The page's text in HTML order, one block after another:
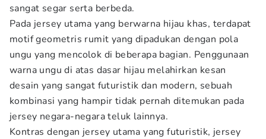
sangat segar serta berbeda.
Pada jersey utama yang berwarna hijau khas, terdapat
motif geometris rumit yang dipadukan dengan pola
ungu yang mencolok di beberapa bagian. Penggunaan
warna ungu di atas dasar hijau melahirkan kesan
desain yang sangat futuristik dan modern, sebuah
kombinasi yang hampir tidak pernah ditemukan pada
jersey negara-negara teluk lainnya.
Kontras dengan jersey utama yang futuristik, jersey